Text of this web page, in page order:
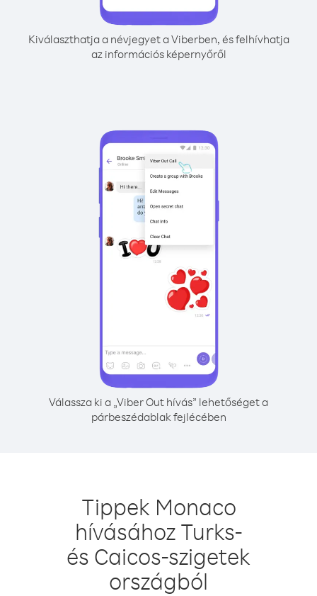
Kiválaszthatja a névjegyet a Viberben, és felhívhatja
az információs képernyőről
Válassza ki a „Viber Out hívás” lehetőséget a
párbeszédablak fejlécében
Tippek Monaco
hívásához Turks-
és Caicos-szigetek
országból